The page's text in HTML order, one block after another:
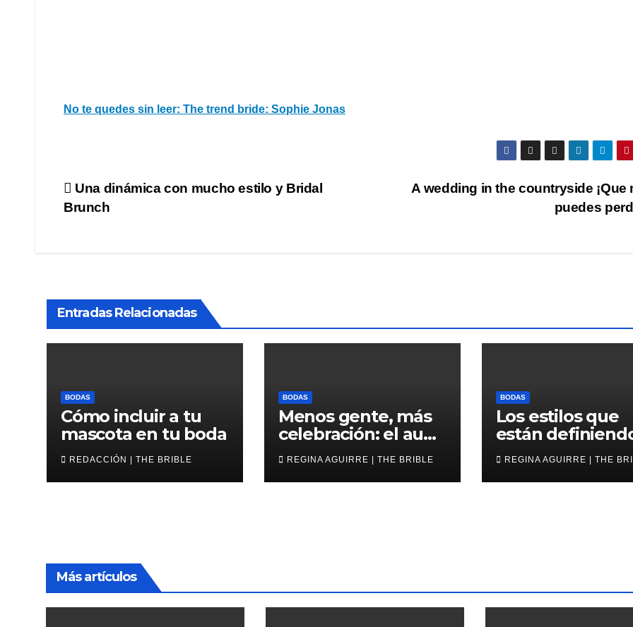
No te quedes sin leer: The trend bride: Sophie Jonas
Navegación
A wedding in the countryside ¡Que
puedes
Una dinámica con mucho estilo y Bridal
Brunch
Entradas Relacionadas
BODAS
Cómo incluir a tu
mascota en tu boda
REDACCIÓN | THE BRIBLE
BODAS
Menos gente, más
celebración: el auge
de la micro boda
REGINA AGUIRRE | THE BRIBLE
BODAS
Los estilos que
están
escena nupcial
REGINA AGUIRRE | THE
Más artículos